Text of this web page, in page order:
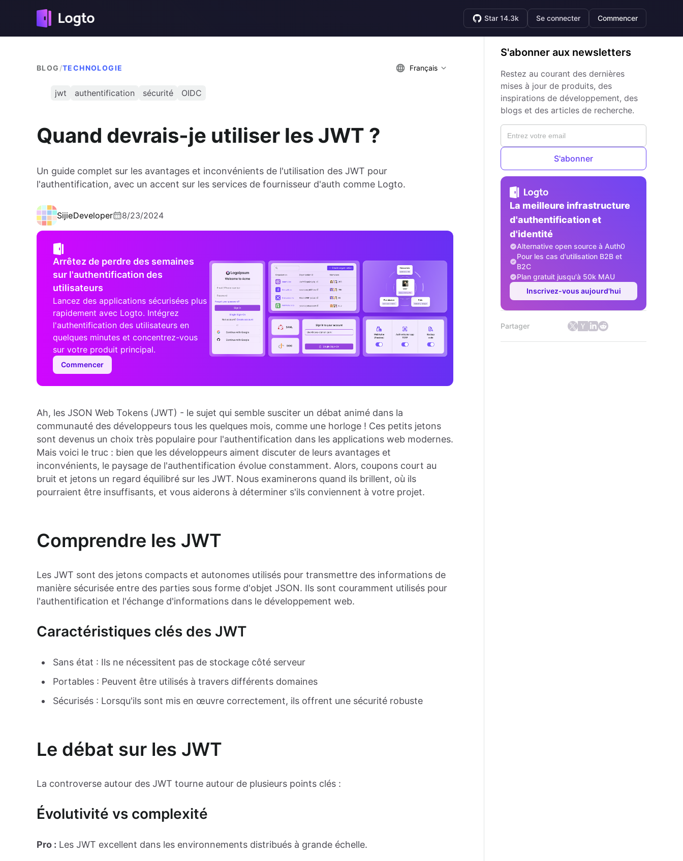
Star 14.3k Se connecter Commencer
BLOG /TECHNOLOGIE Français
jwt authentification sécurité OIDC
Quand devrais-je utiliser les JWT ?
Un guide complet sur les avantages et inconvénients de l'utilisation des JWT pour
l'authentification, avec un accent sur les services de fournisseur d'auth comme Logto.
SijieDeveloper 8/23/2024
Arrêtez de perdre des semaines
sur l'authentification des
utilisateurs
Lancez des applications sécurisées plus
rapidement avec Logto. Intégrez
l'authentification des utilisateurs en
quelques minutes et concentrez-vous
sur votre produit principal.
Commencer
Ah, les JSON Web Tokens (JWT) - le sujet qui semble susciter un débat animé dans la
communauté des développeurs tous les quelques mois, comme une horloge ! Ces petits jetons
sont devenus un choix très populaire pour l'authentification dans les applications web modernes.
Mais voici le truc : bien que les développeurs aiment discuter de leurs avantages et
inconvénients, le paysage de l'authentification évolue constamment. Alors, coupons court au
bruit et jetons un regard équilibré sur les JWT. Nous examinerons quand ils brillent, où ils
pourraient être insuffisants, et vous aiderons à déterminer s'ils conviennent à votre projet.
Comprendre les JWT
Les JWT sont des jetons compacts et autonomes utilisés pour transmettre des informations de
manière sécurisée entre des parties sous forme d'objet JSON. Ils sont couramment utilisés pour
l'authentification et l'échange d'informations dans le développement web.
Caractéristiques clés des JWT
Sans état : Ils ne nécessitent pas de stockage côté serveur
Portables : Peuvent être utilisés à travers différents domaines
Sécurisés : Lorsqu'ils sont mis en œuvre correctement, ils offrent une sécurité robuste
Le débat sur les JWT
La controverse autour des JWT tourne autour de plusieurs points clés :
Évolutivité vs complexité
Pro : Les JWT excellent dans les environnements distribués à grande échelle.
S'abonner aux newsletters
Restez au courant des dernières
mises à jour de produits, des
inspirations de développement, des
blogs et des articles de recherche.
S'abonner
La meilleure infrastructure
d'authentification et
d'identité
Alternative open source à Auth0
Pour les cas d'utilisation B2B et
B2C
Plan gratuit jusqu'à 50k MAU
Inscrivez-vous aujourd'hui
Partager